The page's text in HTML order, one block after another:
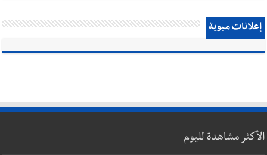
إعلانات مبوبة
الأكثر مشاهدة لليوم